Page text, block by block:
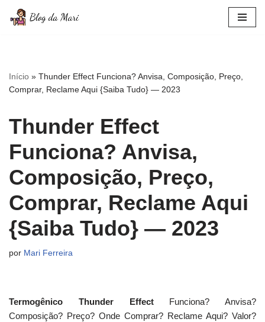
conteúdo
Início » Thunder Effect Funciona? Anvisa, Composição, Preço,
Comprar, Reclame Aqui {Saiba Tudo} — 2023
Thunder Effect
Funciona? Anvisa,
Composição, Preço,
Comprar, Reclame Aqui
{Saiba Tudo} — 2023
por Mari Ferreira
Termogênico Thunder EffectFunciona? Anvisa?
Composição? Preço? Onde Comprar? Reclame Aqui? Valor?